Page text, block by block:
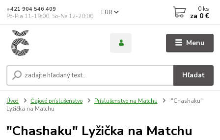
Menu
EUR
Hľadať
+421 904 546 409
Po-Pia 11-19:00, So-Ne 12-20:00
0 ks
za 0 €
Úvod Čajové príslušenstvo Príslušenstvo na Matchu
"Chashaku"
Lyžička na Matchu
"Chashaku" Lyžička na Matchu